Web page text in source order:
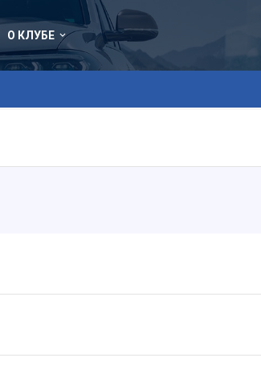
О КЛУБЕ